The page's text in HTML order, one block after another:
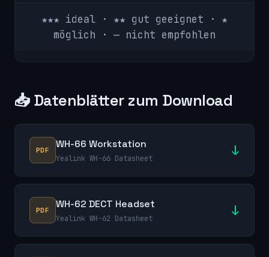
★★★ ideal · ★★ gut geeignet · ★
möglich · — nicht empfohlen
📥 Datenblätter zum Download
PDF WH-66 Workstation
Yealink WH-66 Datasheet ↓
PDF WH-62 DECT Headset
Yealink WH-62 Datasheet ↓